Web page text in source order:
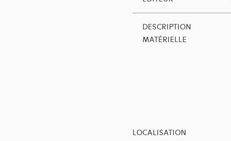
DESCRIPTION
MATÉRIELLE
LOCALISATION